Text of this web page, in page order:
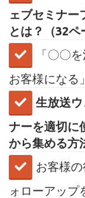
ェブセミナー
とは？（32ペ
「〇〇
お客様になる
生放送
ナーを適切に
から集める方
お客様
ォローアップ